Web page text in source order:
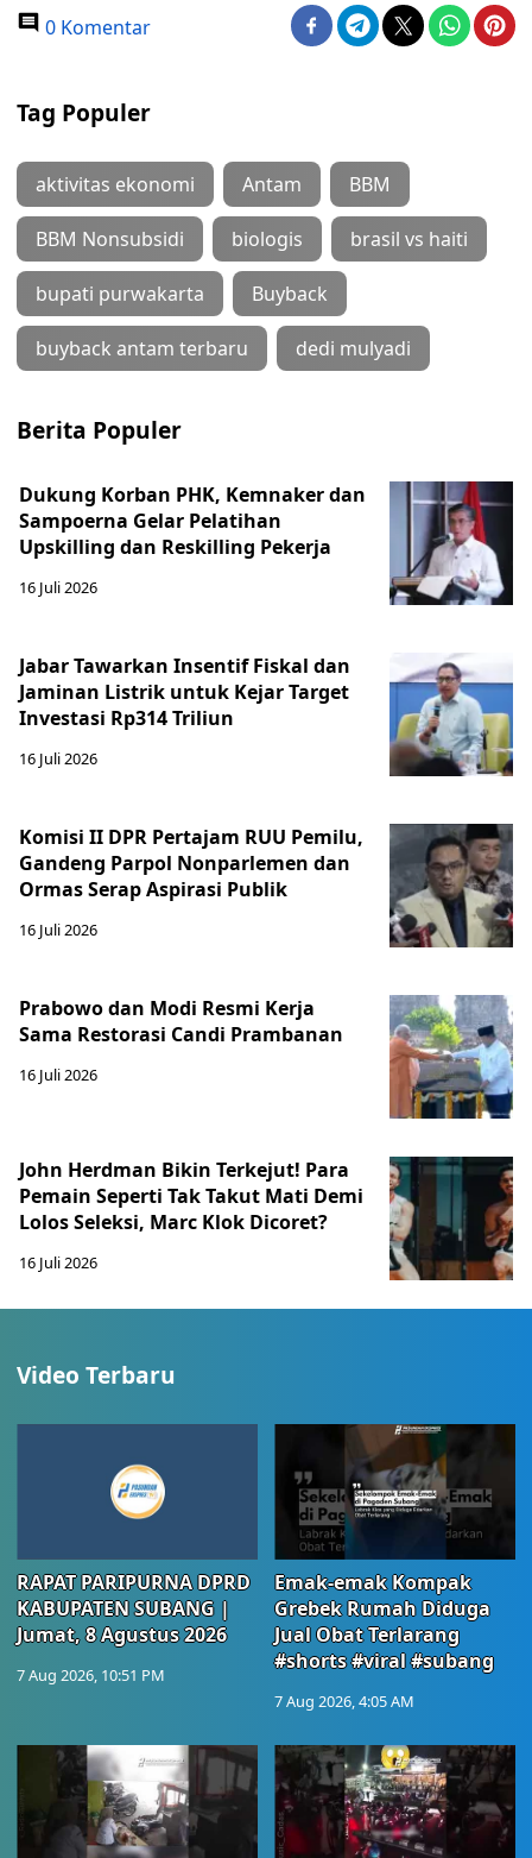
0 Komentar
Tag Populer
aktivitas ekonomi Antam BBM
BBM Nonsubsidi biologis brasil vs haiti
bupati purwakarta Buyback
buyback antam terbaru dedi mulyadi
Berita Populer
Dukung Korban PHK, Kemnaker dan
Sampoerna Gelar Pelatihan
Upskilling dan Reskilling Pekerja
16 Juli 2026
Jabar Tawarkan Insentif Fiskal dan
Jaminan Listrik untuk Kejar Target
Investasi Rp314 Triliun
16 Juli 2026
Komisi II DPR Pertajam RUU Pemilu,
Gandeng Parpol Nonparlemen dan
Ormas Serap Aspirasi Publik
16 Juli 2026
Prabowo dan Modi Resmi Kerja
Sama Restorasi Candi Prambanan
16 Juli 2026
John Herdman Bikin Terkejut! Para
Pemain Seperti Tak Takut Mati Demi
Lolos Seleksi, Marc Klok Dicoret?
16 Juli 2026
Video Terbaru
RAPAT PARIPURNA DPRD
KABUPATEN SUBANG |
Jumat, 8 Agustus 2026
7 Aug 2026, 10:51 PM
Emak-emak Kompak
Grebek Rumah Diduga
Jual Obat Terlarang
#shorts #viral #subang
7 Aug 2026, 4:05 AM